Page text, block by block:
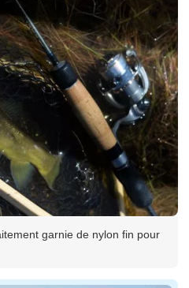
garnie de nylon fin pour